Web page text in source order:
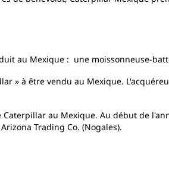
au Mexique : une moissonneuse-
» à être vendu au Mexique.
au Mexique. Au début de
Trading Co. (Nogales).